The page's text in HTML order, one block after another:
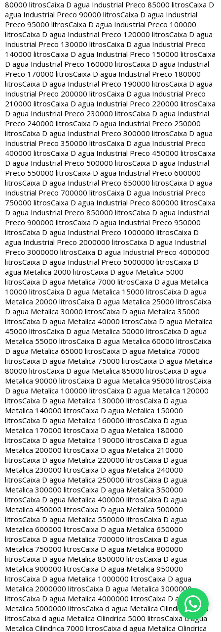
80000 litrosCaixa D agua Industrial Preco 85000 litrosCaixa D
agua Industrial Preco 90000 litrosCaixa D agua Industrial
Preco 95000 litrosCaixa D agua Industrial Preco 100000
litrosCaixa D agua Industrial Preco 120000 litrosCaixa D agua
Industrial Preco 130000 litrosCaixa D agua Industrial Preco
140000 litrosCaixa D agua Industrial Preco 150000 litrosCaixa
D agua Industrial Preco 160000 litrosCaixa D agua Industrial
Preco 170000 litrosCaixa D agua Industrial Preco 180000
litrosCaixa D agua Industrial Preco 190000 litrosCaixa D agua
Industrial Preco 200000 litrosCaixa D agua Industrial Preco
210000 litrosCaixa D agua Industrial Preco 220000 litrosCaixa
D agua Industrial Preco 230000 litrosCaixa D agua Industrial
Preco 240000 litrosCaixa D agua Industrial Preco 250000
litrosCaixa D agua Industrial Preco 300000 litrosCaixa D agua
Industrial Preco 350000 litrosCaixa D agua Industrial Preco
400000 litrosCaixa D agua Industrial Preco 450000 litrosCaixa
D agua Industrial Preco 500000 litrosCaixa D agua Industrial
Preco 550000 litrosCaixa D agua Industrial Preco 600000
litrosCaixa D agua Industrial Preco 650000 litrosCaixa D agua
Industrial Preco 700000 litrosCaixa D agua Industrial Preco
750000 litrosCaixa D agua Industrial Preco 800000 litrosCaixa
D agua Industrial Preco 850000 litrosCaixa D agua Industrial
Preco 900000 litrosCaixa D agua Industrial Preco 950000
litrosCaixa D agua Industrial Preco 1000000 litrosCaixa D
agua Industrial Preco 2000000 litrosCaixa D agua Industrial
Preco 3000000 litrosCaixa D agua Industrial Preco 4000000
litrosCaixa D agua Industrial Preco 5000000 litrosCaixa D
agua Metalica 2000 litrosCaixa D agua Metalica 5000
litrosCaixa D agua Metalica 7000 litrosCaixa D agua Metalica
10000 litrosCaixa D agua Metalica 15000 litrosCaixa D agua
Metalica 20000 litrosCaixa D agua Metalica 25000 litrosCaixa
D agua Metalica 30000 litrosCaixa D agua Metalica 35000
litrosCaixa D agua Metalica 40000 litrosCaixa D agua Metalica
45000 litrosCaixa D agua Metalica 50000 litrosCaixa D agua
Metalica 55000 litrosCaixa D agua Metalica 60000 litrosCaixa
D agua Metalica 65000 litrosCaixa D agua Metalica 70000
litrosCaixa D agua Metalica 75000 litrosCaixa D agua Metalica
80000 litrosCaixa D agua Metalica 85000 litrosCaixa D agua
Metalica 90000 litrosCaixa D agua Metalica 95000 litrosCaixa
D agua Metalica 100000 litrosCaixa D agua Metalica 120000
litrosCaixa D agua Metalica 130000 litrosCaixa D agua
Metalica 140000 litrosCaixa D agua Metalica 150000
litrosCaixa D agua Metalica 160000 litrosCaixa D agua
Metalica 170000 litrosCaixa D agua Metalica 180000
litrosCaixa D agua Metalica 190000 litrosCaixa D agua
Metalica 200000 litrosCaixa D agua Metalica 210000
litrosCaixa D agua Metalica 220000 litrosCaixa D agua
Metalica 230000 litrosCaixa D agua Metalica 240000
litrosCaixa D agua Metalica 250000 litrosCaixa D agua
Metalica 300000 litrosCaixa D agua Metalica 350000
litrosCaixa D agua Metalica 400000 litrosCaixa D agua
Metalica 450000 litrosCaixa D agua Metalica 500000
litrosCaixa D agua Metalica 550000 litrosCaixa D agua
Metalica 600000 litrosCaixa D agua Metalica 650000
litrosCaixa D agua Metalica 700000 litrosCaixa D agua
Metalica 750000 litrosCaixa D agua Metalica 800000
litrosCaixa D agua Metalica 850000 litrosCaixa D agua
Metalica 900000 litrosCaixa D agua Metalica 950000
litrosCaixa D agua Metalica 1000000 litrosCaixa D agua
Metalica 2000000 litrosCaixa D agua Metalica 3000000
litrosCaixa D agua Metalica 4000000 litrosCaixa D agua
Metalica 5000000 litrosCaixa d agua Metalica Cilindrica 2000
litrosCaixa d agua Metalica Cilindrica 5000 litrosCaixa d agua
Metalica Cilindrica 7000 litrosCaixa d agua Metalica Cilindrica